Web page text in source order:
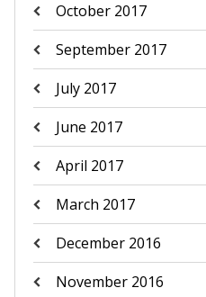
October 2017
September 2017
July 2017
June 2017
April 2017
March 2017
December 2016
November 2016